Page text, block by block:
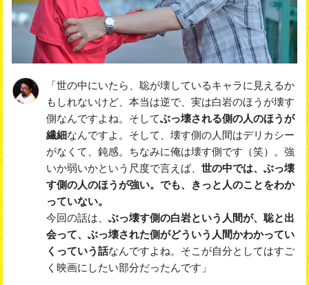
「世の中にいたら、聡が壊しているキャラに見えるか
もしれないけど、本当は逆で、実は白岩のほうが壊す
側なんですよね。そしてぶっ壊される側の人のほうが
繊細なんですよ。そして、壊す側の人間はデリカシー
がなくて、鈍感。ちなみに俺は壊す側です（笑）。強
いか弱いかという尺度で言えば、 世の中では、ぶっ壊
す側の人のほうが強い。でも、きっと人のことをわか
っていない。
今回の話は、 ぶっ壊す側の白岩という人間が、聡と出
会って、ぶっ壊された側がどういう人間かわかってい
くっていう話なんですよね。そこが自分としてはすご
く映画にしたい部分だったんです」